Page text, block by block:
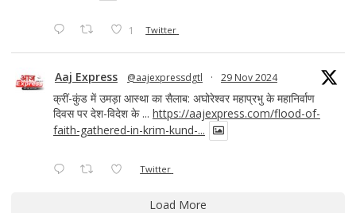
1 Twitter
Aaj Express @aajexpressdgtl · 29 Nov 2024
क्रीं-कुंड में उमड़ा आस्था का सैलाब: अघोरेश्वर महाप्रभु के महानिर्वाण
दिवस पर देश-विदेश के ... https://aajexpress.com/flood-of-
faith-gathered-in-krim-kund-...
Twitter
Load More